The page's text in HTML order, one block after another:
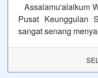
Assalamu'alaikum
Pusat Keunggulan
sangat senang